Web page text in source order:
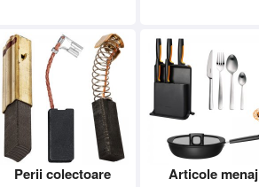
Perii colectoare Articole menaj